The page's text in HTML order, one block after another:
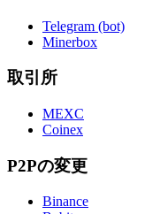
Telegram (bot)
Minerbox
取引所
MEXC
Coinex
P2Pの変更
Binance